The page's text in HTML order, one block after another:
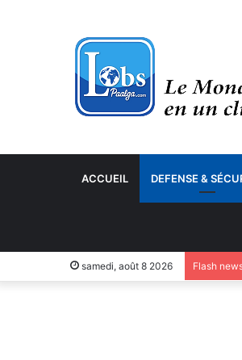
ACCUEIL DEFENSE &
samedi, août 8 2026 Flash